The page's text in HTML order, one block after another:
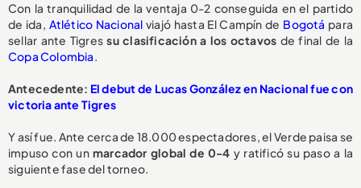
Con la tranquilidad de la ventaja 0-2 conseguida en el partido
de ida, Atlético Nacional viajó hasta El Campín de Bogotá para
sellar ante Tigressu clasificación a los octavos de final de la
Copa Colombia.
Antecedente: El debut de Lucas González en Nacional fue con
victoria ante Tigres
Y así fue. Ante cerca de 18.000 espectadores, el Verde paisa se
impuso con unmarcador global de 0-4 y ratificó su paso a la
siguiente fase del torneo.